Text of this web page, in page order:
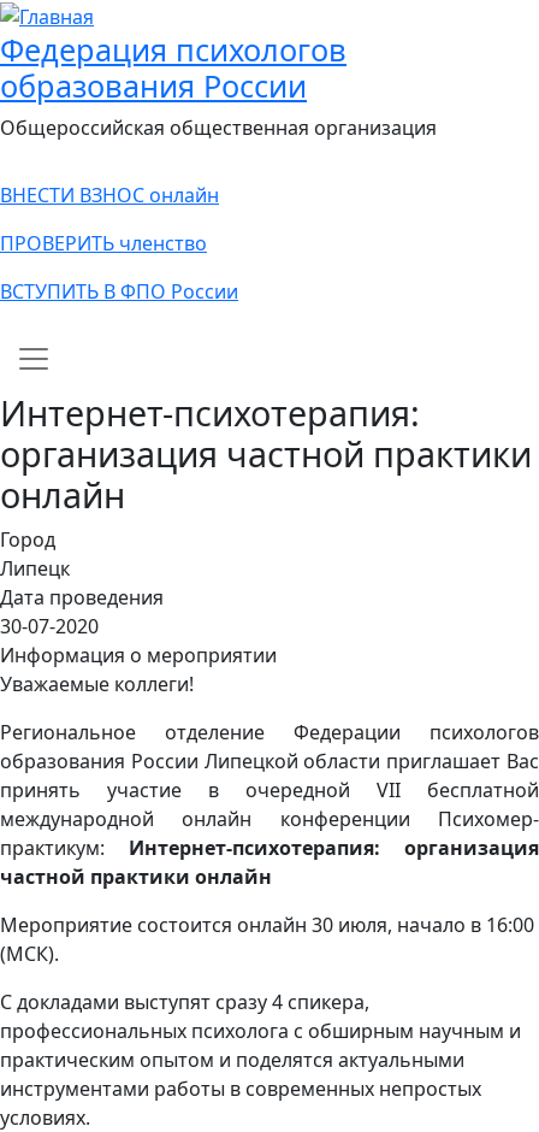
Федерация психологов
образования России
Общероссийская общественная организация
ВНЕСТИ ВЗНОС онлайн
ПРОВЕРИТЬ членство
ВСТУПИТЬ В ФПО России
Main navigation
Интернет-психотерапия:
организация частной практики
онлайн
Город
Липецк
Дата проведения
30-07-2020
Информация о мероприятии
Уважаемые коллеги!
Региональное отделение Федерации психологов
образования России Липецкой области приглашает Вас
принять участие в очередной VII бесплатной
международной онлайн конференции Психомер-
практикум: Интернет-психотерапия: организация
частной практики онлайн
Мероприятие состоится онлайн 30 июля, начало в 16:00
(МСК).
С докладами выступят сразу 4 спикера,
профессиональных психолога с обширным научным и
практическим опытом и поделятся актуальными
инструментами работы в современных непростых
условиях.